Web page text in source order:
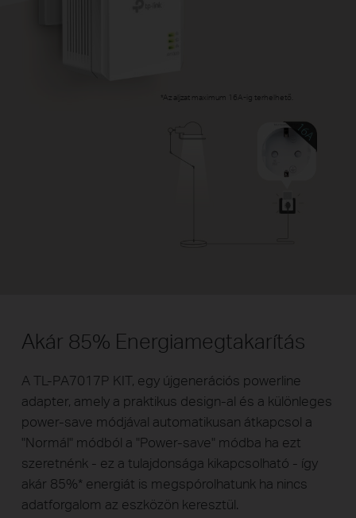
Az aljzat maximum 16A-ig terhelhető.
Akár 85% Energiamegtakarítás
A TL-PA7017P KIT, egy újgenerációs powerline
adapter, amely a praktikus design-al és a különleges
power-save módjával automatikusan átkapcsol a
"Normál" módból a "Power-save" módba ha ezt
szeretnénk - ez a tulajdonsága kikapcsolható - így
akár 85%* energiát is megspórolhatunk ha nincs
adatforgalom az eszközön keresztül.